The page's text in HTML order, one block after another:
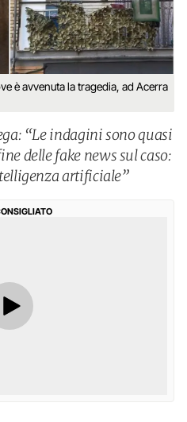
è avvenuta la tragedia, ad Acerra
“Le indagini sono quasi
delle fake news sul caso:
artificiale”